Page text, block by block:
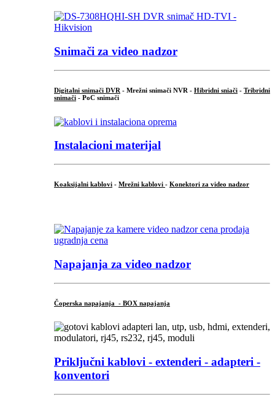
Snimači za video nadzor
Digitalni snimači DVR - Mrežni snimači NVR - Hibridni sniači - Tribridni
snimači - PoC snimači
Instalacioni materijal
Koaksijalni kablovi - Mrežni kablovi - Konektori za video nadzor
Napajanja za video nadzor
Čoperska napajanja - BOX napajanja
Priključni kablovi - extenderi - adapteri -
konventori